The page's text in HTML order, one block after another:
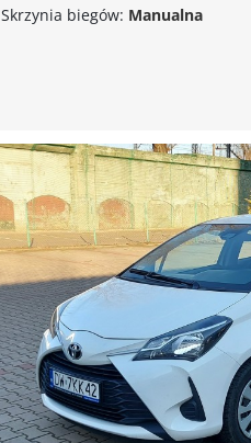
Skrzynia biegów: Manualna